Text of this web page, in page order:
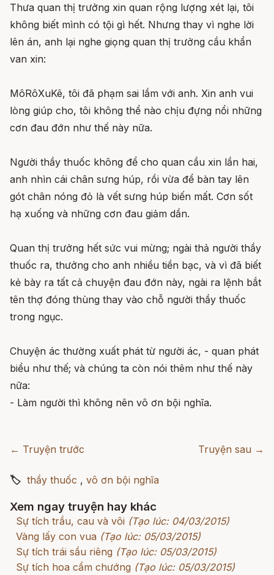
Thưa quan thị trưởng xin quan rộng lượng xét lại, tôi
không biết mình có tội gì hết. Nhưng thay vì nghe lời
lên án, anh lại nghe giọng quan thị trưởng cầu khẩn
van xin:
MôRôXuKê, tôi đã phạm sai lầm với anh. Xin anh vui
lòng giúp cho, tôi không thể nào chịu đựng nổi những
cơn đau đớn như thế này nữa.
Người thầy thuốc không để cho quan cầu xin lần hai,
anh nhìn cái chân sưng húp, rồi vừa để bàn tay lên
gót chân nóng đỏ là vết sưng húp biến mất. Cơn sốt
hạ xuống và những cơn đau giảm dần.
Quan thị trưởng hết sức vui mừng; ngài thả người thầy
thuốc ra, thưởng cho anh nhiều tiền bạc, và vì đã biết
kẻ bày ra tất cả chuyện đau đớn này, ngài ra lệnh bắt
tên thợ đóng thùng thay vào chỗ người thầy thuốc
trong ngục.
Chuyện ác thường xuất phát từ người ác, - quan phát
biểu như thế; và chúng ta còn nói thêm như thế này
nữa:
- Làm người thì không nên vô ơn bội nghĩa.
← Truyện trước Truyện sau →
🏷 thầy thuốc , vô ơn bội nghĩa
Xem ngay truyện hay khác
Sự tích trầu, cau và vôi (Tạo lúc: 04/03/2015)
Vàng lấy con vua (Tạo lúc: 05/03/2015)
Sự tích trái sầu riêng (Tạo lúc: 05/03/2015)
Sự tích hoa cẩm chướng (Tạo lúc: 05/03/2015)